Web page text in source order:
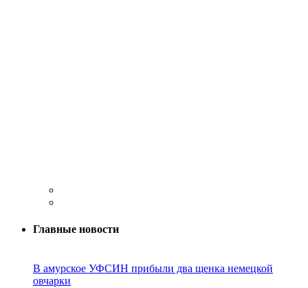
Главные новости
В амурское УФСИН прибыли два щенка немецкой
овчарки